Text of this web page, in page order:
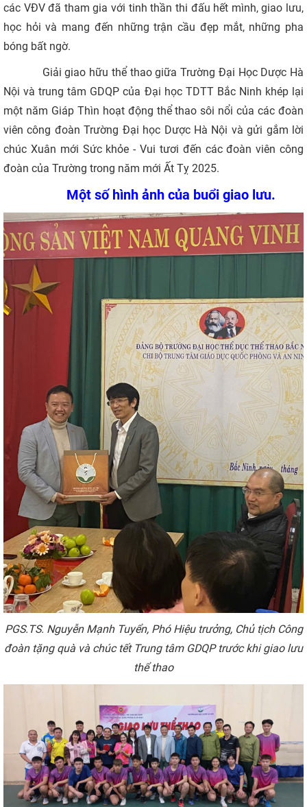
các VĐV đã tham gia với tinh thần thi đấu hết mình, giao lưu,
học hỏi và mang đến những trận cầu đẹp mắt, những pha
bóng bất ngờ.
Giải giao hữu thể thao giữa Trường Đại Học Dược Hà
Nội và trung tâm GDQP của Đại học TDTT Bắc Ninh khép lại
một năm Giáp Thìn hoạt động thể thao sôi nổi của các đoàn
viên công đoàn Trường Đại học Dược Hà Nội và gửi gắm lời
chúc Xuân mới Sức khỏe - Vui tươi đến các đoàn viên công
đoàn của Trường trong năm mới Ất Tỵ 2025.
Một số hình ảnh của buổi giao lưu.
PGS.TS. Nguyễn Mạnh Tuyển, Phó Hiệu trưởng, Chủ tịch Công
đoàn tặng quà và chúc tết Trung tâm GDQP trước khi giao lưu
thể thao